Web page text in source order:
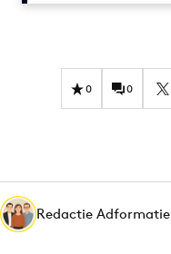
Design
Diversiteit
Effectiviteit
Martech
Media
0 0
Redactie Adformatie